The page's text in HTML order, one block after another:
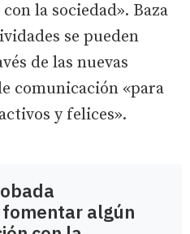
la sociedad». Baza
se pueden
de las nuevas
comunicación «para
y felices».
fomentar algún